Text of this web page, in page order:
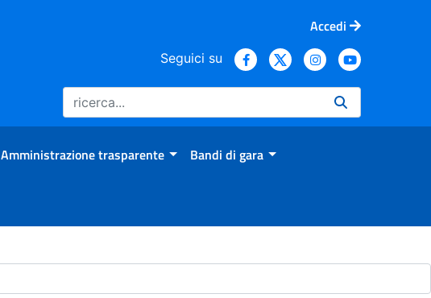
Accedi
Seguici su
Amministrazione trasparente Bandi di gara